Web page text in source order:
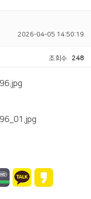
2026-04-05 14:50:19
조회수 248